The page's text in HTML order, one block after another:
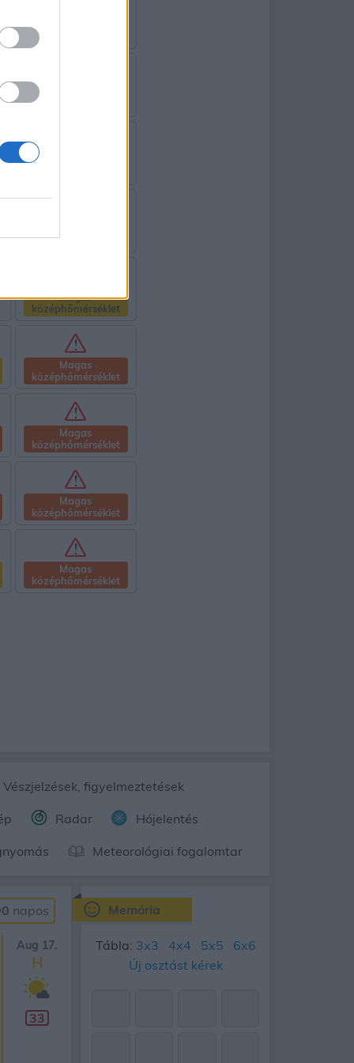
középhőmérséklet
középhőmérséklet
középhőmérséklet
Magas
középhőmérséklet
Magas
középhőmérséklet
Magas
középhőmérséklet
Magas
középhőmérséklet
Magas
középhőmérséklet
Vészjelzések, figyelmeztetések
Radar Hójelentés
Meteorológiai fogalomtar
napos
Aug 17.
H
33
Memória
Tábla: 3x3 4x4 5x5
6x6
Új osztást kérek